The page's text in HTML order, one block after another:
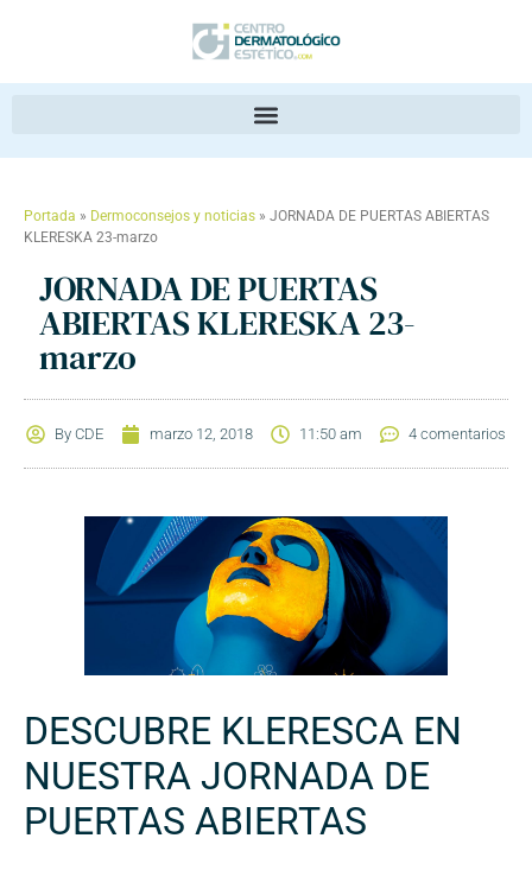
Portada » Dermoconsejos y noticias » JORNADA DE PUERTAS ABIERTAS
KLERESKA 23-marzo
JORNADA DE PUERTAS
ABIERTAS KLERESKA 23-
marzo
By CDE marzo 12, 2018 11:50 am 4 comentarios
DESCUBRE KLERESCA EN
NUESTRA JORNADA DE
PUERTAS ABIERTAS